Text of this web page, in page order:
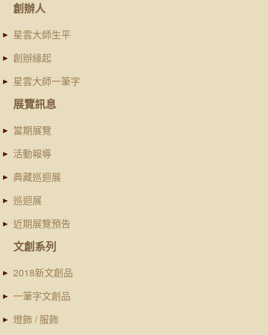
創辦人
星雲大師生平
創辦緣起
星雲大師一筆字
展覽訊息
當期展覽
活動報導
典藏巡迴展
巡迴展
近期展覽預告
文創系列
2018新文創品
一筆字文創品
燈飾 / 服飾